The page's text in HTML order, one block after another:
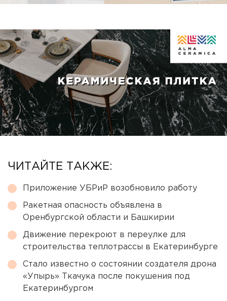
ЧИТАЙТЕ ТАКЖЕ:
Приложение УБРиР возобновило работу
Ракетная опасность объявлена в
Оренбургской области и Башкирии
Движение перекроют в переулке для
строительства теплотрассы в Екатеринбурге
Стало известно о состоянии создателя дрона
«Упырь» Ткачука после покушения под
Екатеринбургом